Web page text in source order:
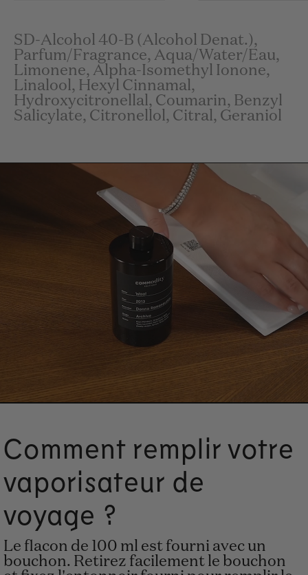
SD-Alcohol 40-B (Alcohol Denat.),
Parfum/Fragrance, Aqua/Water/Eau,
Limonene, Alpha-Isomethyl Ionone,
Linalool, Hexyl Cinnamal,
Hydroxycitronellal, Coumarin, Benzyl
Salicylate, Citronellol, Citral, Geraniol
Unmute
Comment remplir votre
vaporisateur de
voyage ?
Le flacon de 100 ml est fourni avec un
bouchon. Retirez facilement le bouchon